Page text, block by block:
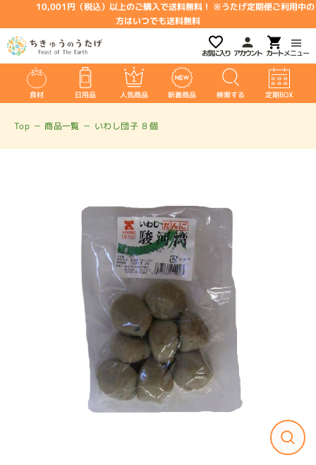
10,001円（税込）以上のご購入で送料無料！ ※うたげ定期便ご利用中の
方はいつでも送料無料
メニュー
アカウント
お気に入り
食材 日用品 人気商品 新着商品 検索する 定期BOX
Top － 商品一覧 － いわし団子 ８個